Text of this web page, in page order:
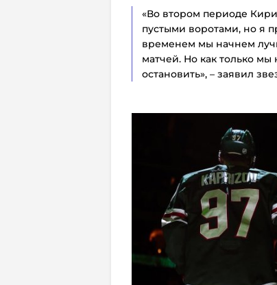
«Во втором периоде
пустыми воротами, но я
временем мы начнем
матчей. Но как только
остановить», – заявил